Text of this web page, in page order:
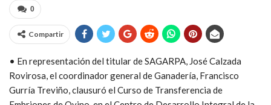
0
Compartir
• En representación del titular de SAGARPA, José Calzada
Rovirosa, el coordinador general de Ganadería, Francisco
Gurría Treviño, clausuró el Curso de Transferencia de